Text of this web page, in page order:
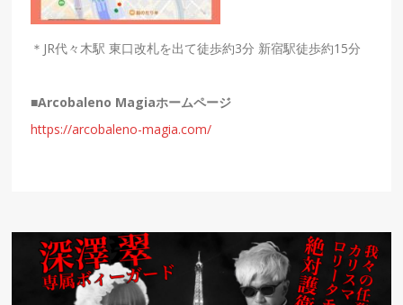
＊JR代々木駅 東口改札を出て徒歩約3分 新宿駅徒歩約15分
■Arcobaleno Magiaホームページ
https://arcobaleno-magia.com/